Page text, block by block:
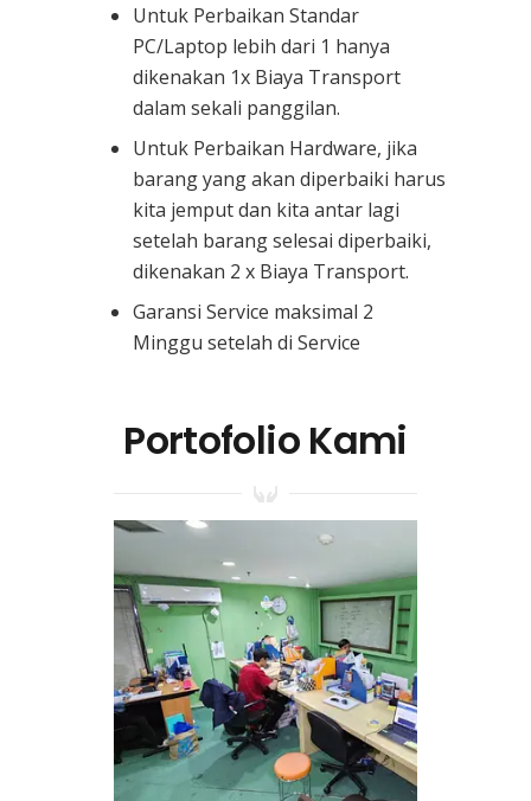
Untuk Perbaikan Standar
PC/Laptop lebih dari 1 hanya
dikenakan 1x Biaya Transport
dalam sekali panggilan.
Untuk Perbaikan Hardware, jika
barang yang akan diperbaiki harus
kita jemput dan kita antar lagi
setelah barang selesai diperbaiki,
dikenakan 2 x Biaya Transport.
Garansi Service maksimal 2
Minggu setelah di Service
Portofolio Kami